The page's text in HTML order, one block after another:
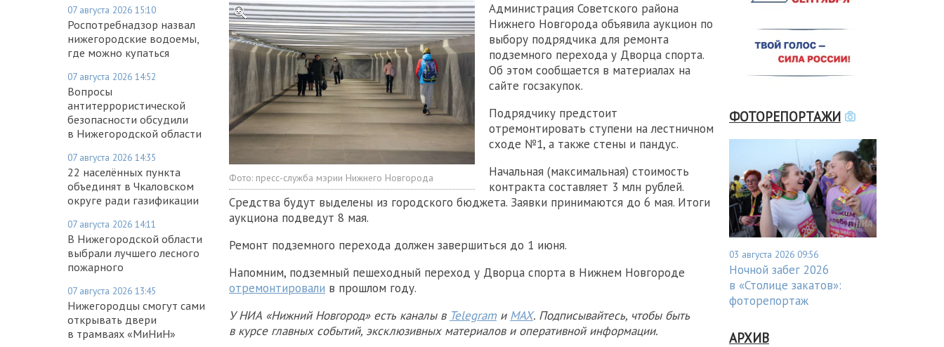
07 августа 2026 15:10
Роспотребнадзор назвал
нижегородские водоемы,
где можно купаться
07 августа 2026 14:52
Вопросы
антитеррористической
безопасности обсудили
в Нижегородской области
07 августа 2026 14:35
22 населённых пункта
объединят в Чкаловском
округе ради газификации
07 августа 2026 14:11
В Нижегородской области
выбрали лучшего лесного
пожарного
07 августа 2026 13:45
Нижегородцы смогут сами
открывать двери
в трамваях «МиНиН»
Фото: пресс-служба мэрии Нижнего Новгорода
Администрация Советского района
Нижнего Новгорода объявила аукцион по
выбору подрядчика для ремонта
подземного перехода у Дворца спорта.
Об этом сообщается в материалах на
сайте госзакупок.
Подрядчику предстоит
отремонтировать ступени на лестничном
сходе №1, а также стены и пандус.
Начальная (максимальная) стоимость
контракта составляет 3 млн рублей.
Средства будут выделены из городского бюджета. Заявки принимаются до 6 мая. Итоги
аукциона подведут 8 мая.
Ремонт подземного перехода должен завершиться до 1 июня.
Напомним, подземный пешеходный переход у Дворца спорта в Нижнем Новгороде
отремонтировали в прошлом году.
У НИА «Нижний Новгород» есть каналы в Telegram и MAX. Подписывайтесь, чтобы быть
в курсе главных событий, эксклюзивных материалов и оперативной информации.
ФОТОРЕПОРТАЖИ
03 августа 2026 09:56
Ночной забег 2026
в «Столице закатов»:
фоторепортаж
АРХИВ